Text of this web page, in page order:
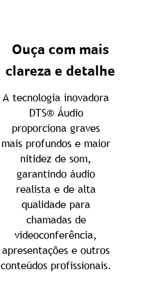
Ouça com mais
clareza e detalhe
A tecnologia inovadora
DTS® Áudio
proporciona graves
mais profundos e maior
nitidez de som,
garantindo áudio
realista e de alta
qualidade para
chamadas de
videoconferência,
apresentações e outros
conteúdos profissionais.